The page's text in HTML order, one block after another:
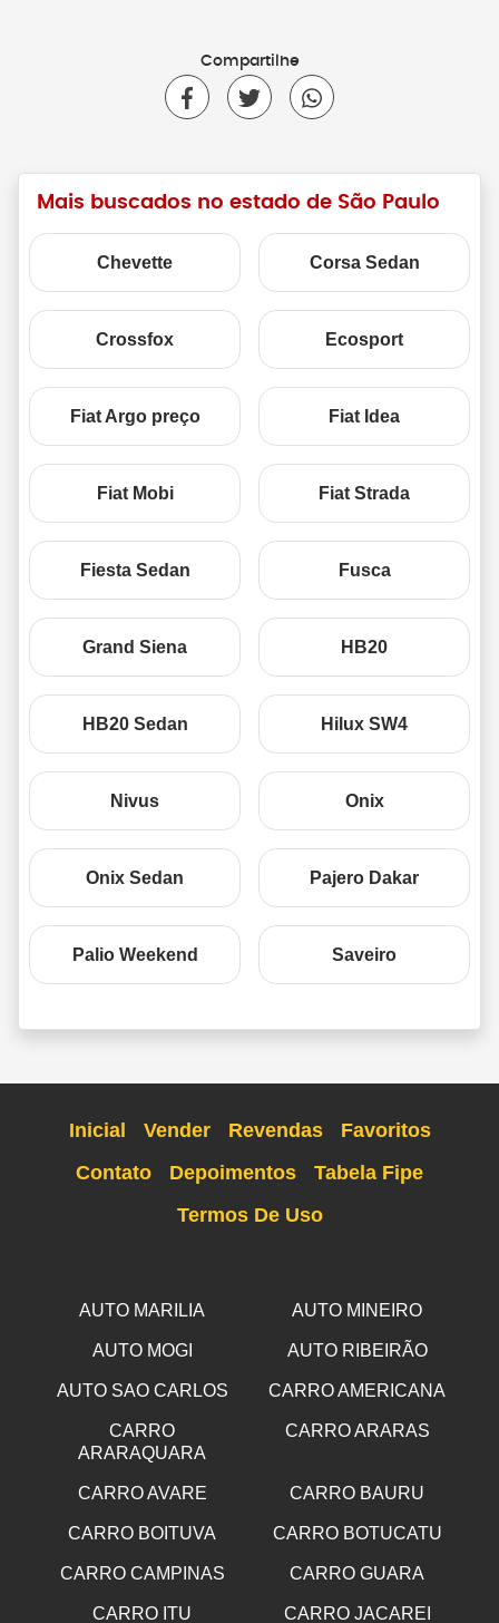
Compartilhe
Mais buscados no estado de São Paulo
Chevette Corsa Sedan
Crossfox Ecosport
Fiat Argo preço Fiat Idea
Fiat Mobi Fiat Strada
Fiesta Sedan Fusca
Grand Siena HB20
HB20 Sedan Hilux SW4
Nivus Onix
Onix Sedan Pajero Dakar
Palio Weekend Saveiro
Inicial Vender Revendas
Favoritos
Contato
Depoimentos
Tabela Fipe
Termos De Uso
AUTO MARILIA AUTO MINEIRO
AUTO MOGI AUTO RIBEIRÃO
AUTO SAO CARLOS CARRO AMERICANA
CARRO
ARARAQUARA
CARRO ARARAS
CARRO AVARE CARRO BAURU
CARRO BOITUVA CARRO BOTUCATU
CARRO CAMPINAS CARRO GUARA
CARRO ITU CARRO JACAREI